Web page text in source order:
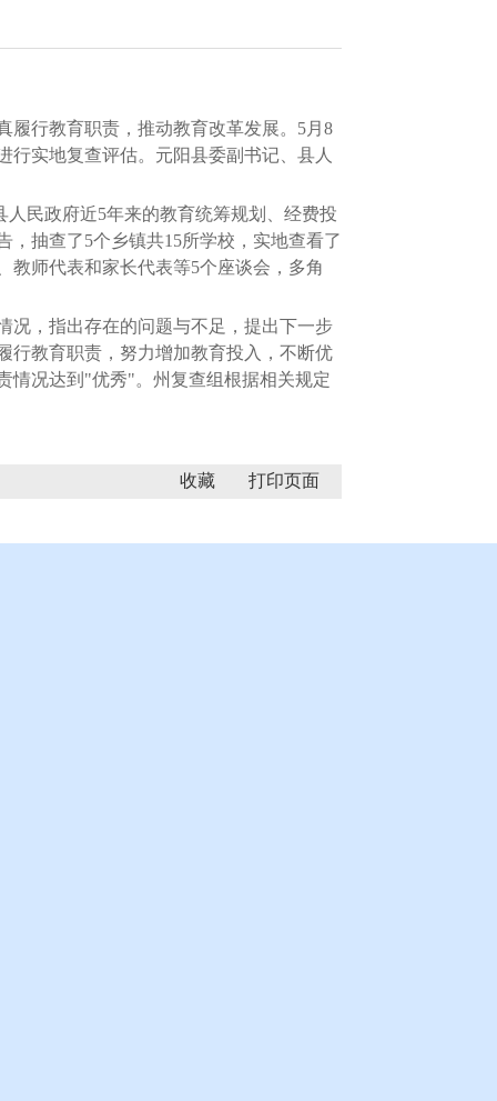
履行教育职责，推动教育改革发展。5月8
行实地复查评估。元阳县委副书记、县人
民政府近5年来的教育统筹规划、经费投
抽查了5个乡镇共15所学校，实地查看了
教师代表和家长代表等5个座谈会，多角
况，指出存在的问题与不足，提出下一步
行教育职责，努力增加教育投入，不断优
情况达到"优秀"。州复查组根据相关规定
收藏